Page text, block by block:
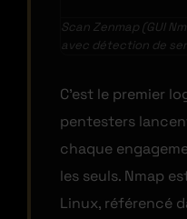
Scan Zenmap (GUI
avec détection de
C’est le premier
pentesters
chaque
les seuls. Nmap
Linux, référencé